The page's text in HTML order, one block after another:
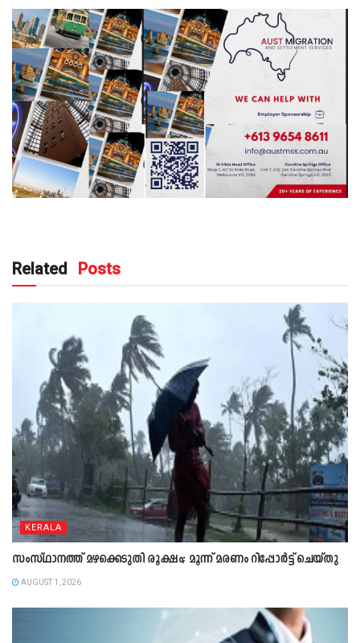
Related Posts
KERALA
സംസ്ഥാനത്ത് മഴക്കെടുതി രൂക്ഷം; മൂന്ന് മരണം റിപ്പോർട്ട് ചെയ്തു
AUGUST 1, 2026